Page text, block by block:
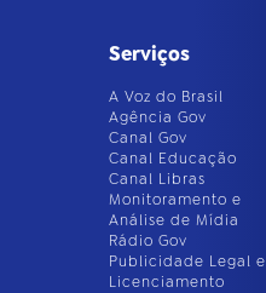
Serviços
A Voz do Brasil
Agência Gov
Canal Gov
Canal Educação
Canal Libras
Monitoramento e
Análise de Mídia
Rádio Gov
Publicidade Legal e
Licenciamento